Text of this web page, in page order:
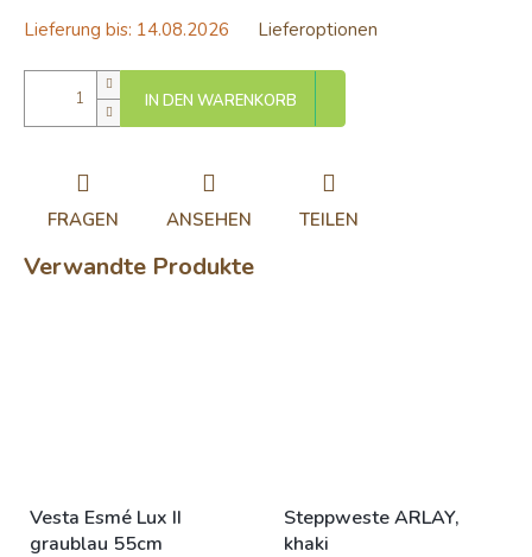
Lieferung bis: 14.08.2026 Lieferoptionen
IN DEN WARENKORB
FRAGEN ANSEHEN TEILEN
Verwandte Produkte
Vesta Esmé Lux II
graublau 55cm
Steppweste ARLAY,
khaki